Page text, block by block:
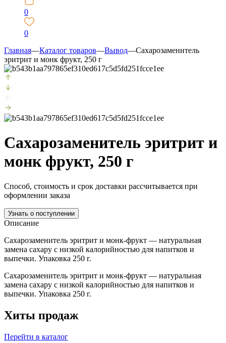
0
0
Главная—Каталог товаров—Вывод—Сахарозаменитель
эритрит и монк фрукт, 250 г
Сахарозаменитель эритрит и
монк фрукт, 250 г
Способ, стоимость и срок доставки рассчитывается при
оформлении заказа
Узнать о поступлении
Описание
Сахарозаменитель эритрит и монк-фрукт — натуральная
замена сахару с низкой калорийностью для напитков и
выпечки. Упаковка 250 г.
Сахарозаменитель эритрит и монк-фрукт — натуральная
замена сахару с низкой калорийностью для напитков и
выпечки. Упаковка 250 г.
Хиты продаж
Перейти в каталог